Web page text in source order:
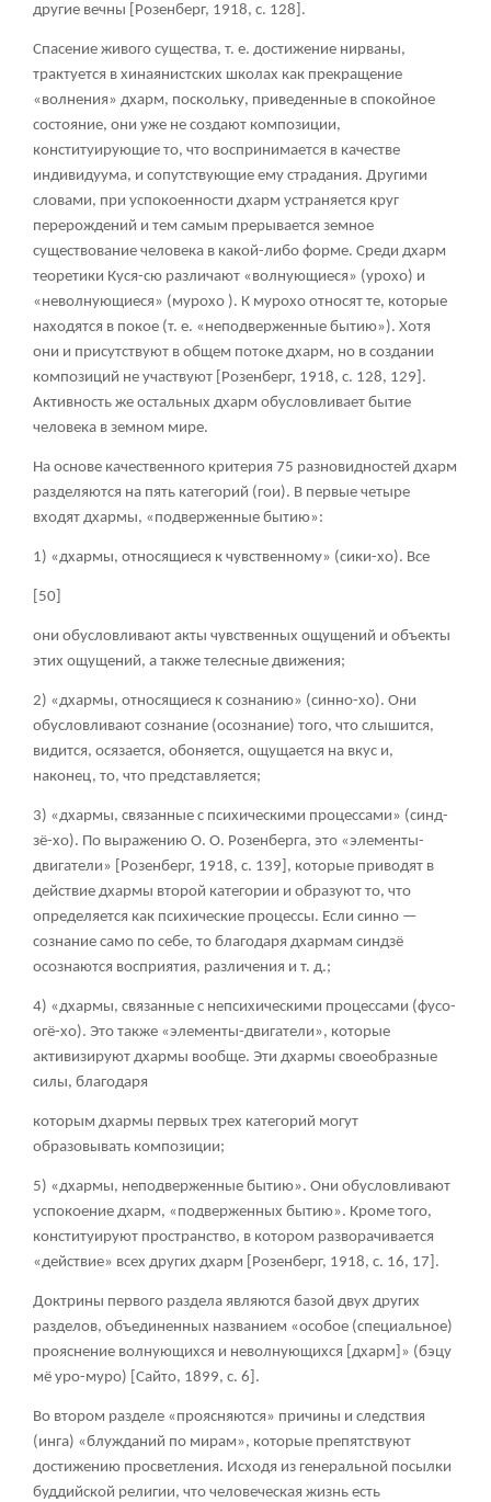
другие вечны [Розенберг, 1918, с. 128].
Спасение живого существа, т. е. достижение нирваны,
трактуется в хинаянистских школах как прекращение
«волнения» дхарм, поскольку, приведенные в спокойное
состояние, они уже не создают композиции,
конституирующие то, что воспринимается в качестве
индивидуума, и сопутствующие ему страдания. Другими
словами, при успокоенности дхарм устраняется круг
перерождений и тем самым прерывается земное
существование человека в какой-либо форме. Среди дхарм
теоретики Куся-сю различают «волнующиеся» (урохо) и
«неволнующиеся» (мурохо ). К мурохо относят те, которые
находятся в покое (т. е. «неподверженные бытию»). Хотя
они и присутствуют в общем потоке дхарм, но в создании
композиций не участвуют [Розенберг, 1918, с. 128, 129].
Активность же остальных дхарм обусловливает бытие
человека в земном мире.
На основе качественного критерия 75 разновидностей дхарм
разделяются на пять категорий (гои). В первые четыре
входят дхармы, «подверженные бытию»:
1) «дхармы, относящиеся к чувственному» (сики-хо). Все
[50]
они обусловливают акты чувственных ощущений и объекты
этих ощущений, а также телесные движения;
2) «дхармы, относящиеся к сознанию» (синно-хо). Они
обусловливают сознание (осознание) того, что слышится,
видится, осязается, обоняется, ощущается на вкус и,
наконец, то, что представляется;
3) «дхармы, связанные с психическими процессами» (синд-
зё-хо). По выражению О. О. Розенберга, это «элементы-
двигатели» [Розенберг, 1918, с. 139], которые приводят в
действие дхармы второй категории и образуют то, что
определяется как психические процессы. Если синно —
сознание само по себе, то благодаря дхармам синдзё
осознаются восприятия, различения и т. д.;
4) «дхармы, связанные с непсихическими процессами (фусо-
огё-хо). Это также «элементы-двигатели», которые
активизируют дхармы вообще. Эти дхармы своеобразные
силы, благодаря
которым дхармы первых трех категорий могут
образовывать композиции;
5) «дхармы, неподверженные бытию». Они обусловливают
успокоение дхарм, «подверженных бытию». Кроме того,
конституируют пространство, в котором разворачивается
«действие» всех других дхарм [Розенберг, 1918, с. 16, 17].
Доктрины первого раздела являются базой двух других
разделов, объединенных названием «особое (специальное)
прояснение волнующихся и неволнующихся [дхарм]» (бэцу
мё уро-муро) [Сайто, 1899, с. 6].
Во втором разделе «проясняются» причины и следствия
(инга) «блужданий по мирам», которые препятствуют
достижению просветления. Исходя из генеральной посылки
буддийской религии, что человеческая жизнь есть